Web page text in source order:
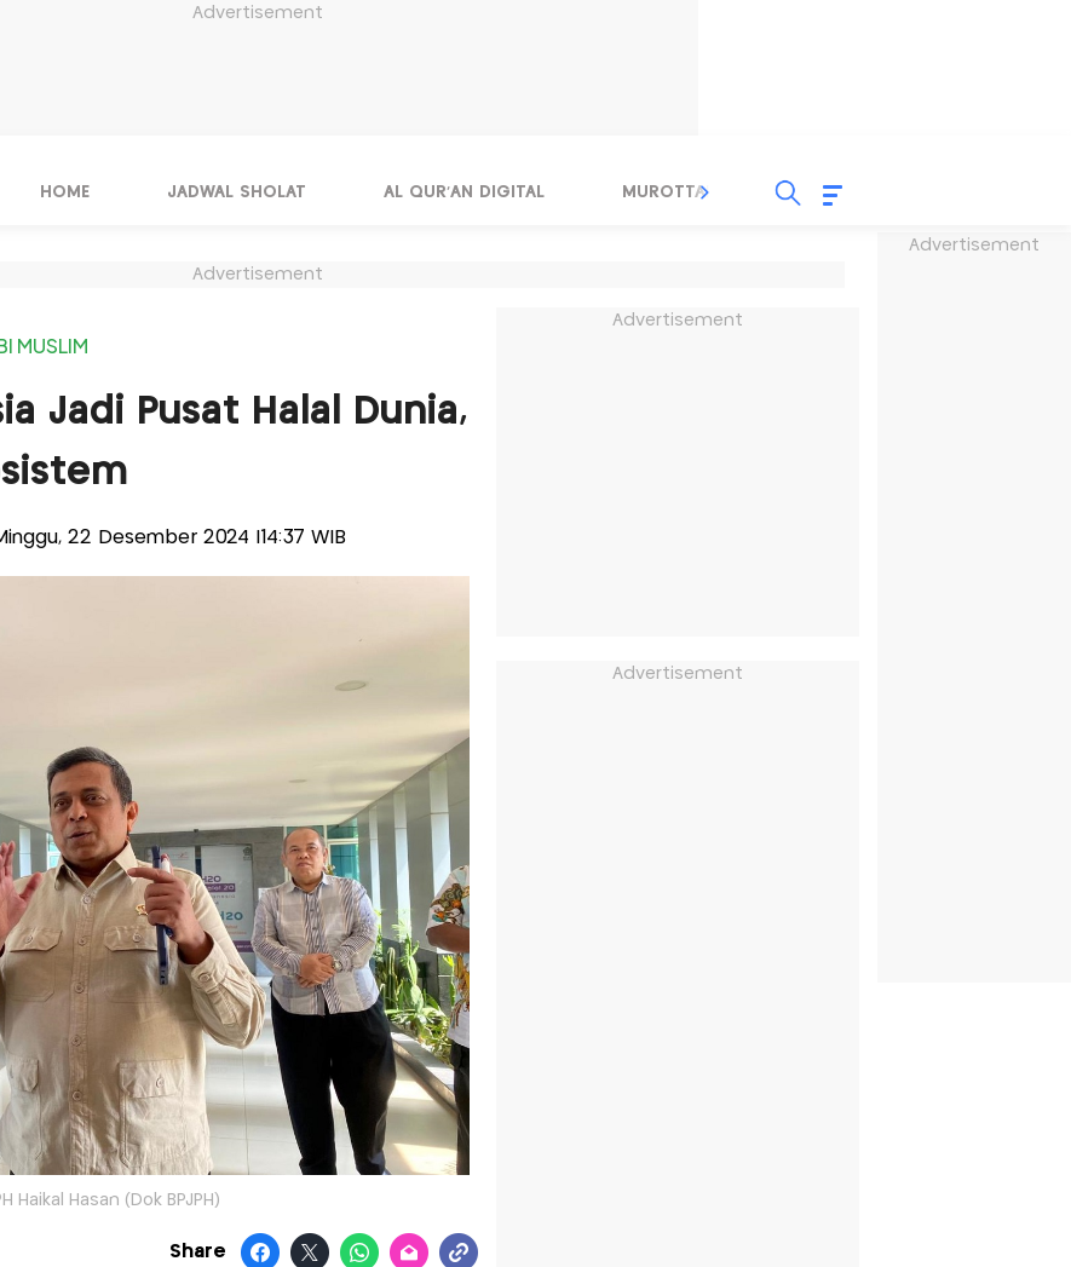
Advertisement
Advertisement
HOME JADWAL SHOLAT AL QUR'AN DIGITAL MUROTTAL TAUSYIAH
Advertisement
MUSLIM
Jadi Pusat Halal Dunia,
22 Desember 2024 |14:37 WIB
Haikal Hasan (Dok BPJPH)
Share
Advertisement
Advertisement